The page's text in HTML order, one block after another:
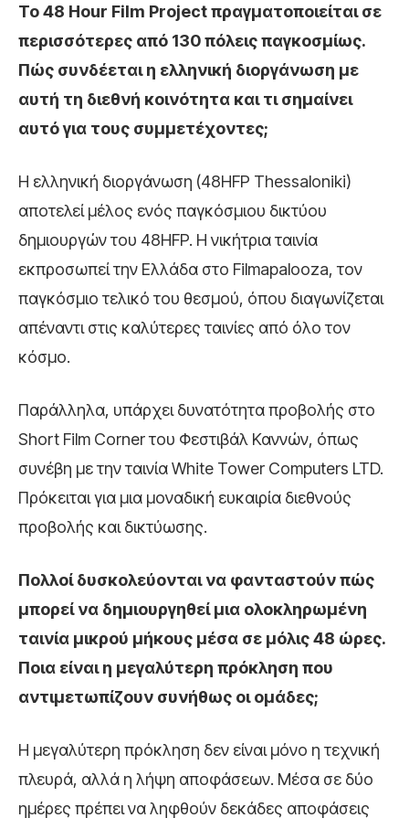
Το 48 Hour Film Project πραγματοποιείται σε
περισσότερες από 130 πόλεις παγκοσμίως.
Πώς συνδέεται η ελληνική διοργάνωση με
αυτή τη διεθνή κοινότητα και τι σημαίνει
αυτό για τους συμμετέχοντες;
Η ελληνική διοργάνωση (48HFP Thessaloniki)
αποτελεί μέλος ενός παγκόσμιου δικτύου
δημιουργών του 48HFP. Η νικήτρια ταινία
εκπροσωπεί την Ελλάδα στο Filmapalooza, τον
παγκόσμιο τελικό του θεσμού, όπου διαγωνίζεται
απέναντι στις καλύτερες ταινίες από όλο τον
κόσμο.
Παράλληλα, υπάρχει δυνατότητα προβολής στο
Short Film Corner του Φεστιβάλ Καννών, όπως
συνέβη με την ταινία White Tower Computers LTD.
Πρόκειται για μια μοναδική ευκαιρία διεθνούς
προβολής και δικτύωσης.
Πολλοί δυσκολεύονται να φανταστούν πώς
μπορεί να δημιουργηθεί μια ολοκληρωμένη
ταινία μικρού μήκους μέσα σε μόλις 48 ώρες.
Ποια είναι η μεγαλύτερη πρόκληση που
αντιμετωπίζουν συνήθως οι ομάδες;
Η μεγαλύτερη πρόκληση δεν είναι μόνο η τεχνική
πλευρά, αλλά η λήψη αποφάσεων. Μέσα σε δύο
ημέρες πρέπει να ληφθούν δεκάδες αποφάσεις